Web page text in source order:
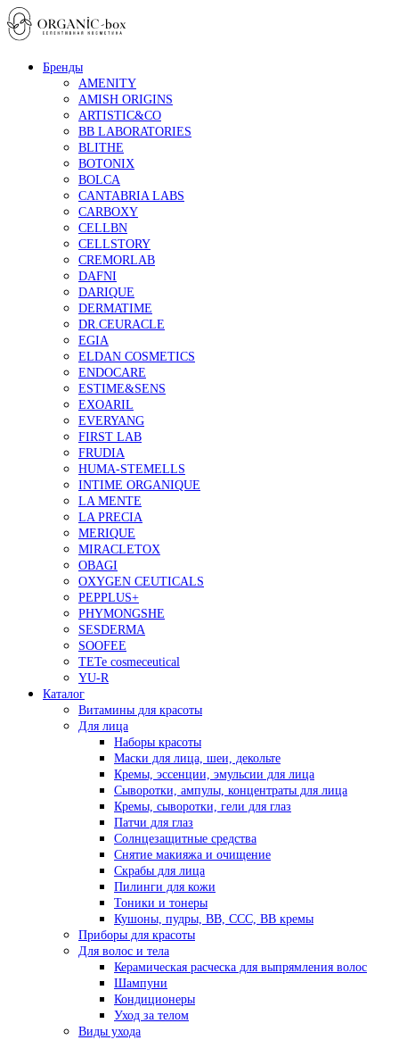
Бренды
AMENITY
AMISH ORIGINS
ARTISTIC&CO
BB LABORATORIES
BLITHE
BOTONIX
BOLCA
CANTABRIA LABS
CARBOXY
CELLBN
CELLSTORY
CREMORLAB
DAFNI
DARIQUE
DERMATIME
DR.CEURACLE
EGIA
ELDAN COSMETICS
ENDOCARE
ESTIME&SENS
EXOARIL
EVERYANG
FIRST LAB
FRUDIA
HUMA-STEMELLS
INTIME ORGANIQUE
LA MENTE
LA PRECIA
MERIQUE
MIRACLETOX
OBAGI
OXYGEN CEUTICALS
PEPPLUS+
PHYMONGSHE
SESDERMA
SOOFEE
TETe cosmeceutical
YU-R
Каталог
Витамины для красоты
Для лица
Наборы красоты
Маски для лица, шеи, декольте
Кремы, эссенции, эмульсии для лица
Сыворотки, ампулы, концентраты для лица
Кремы, сыворотки, гели для глаз
Патчи для глаз
Солнцезащитные средства
Снятие макияжа и очищение
Скрабы для лица
Пилинги для кожи
Тоники и тонеры
Кушоны, пудры, ВВ, ССС, ВВ кремы
Приборы для красоты
Для волос и тела
Керамическая расческа для выпрямления волос
Шампуни
Кондиционеры
Уход за телом
Виды ухода